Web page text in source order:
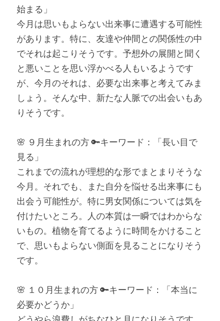
始まる」
今月は思いもよらない出来事に遭遇する可能性
があります。特に、友達や仲間との関係性の中
でそれは起こりそうです。予想外の展開と聞く
と悪いことを思い浮かべる人もいるようです
が、今月のそれは、必要な出来事と考えてみま
しょう。そんな中、新たな人脈での出会いもあ
りそうです。
🌸 ９月生まれの方 🔑キーワード：「長い目で
見る」
これまでの流れが理想的な形でまとまりそうな
今月。それでも、また自分を悩せる出来事にも
出会う可能性が。特に男女関係については気を
付けたいところ。人の本質は一瞬ではわからな
いもの。植物を育てるように時間をかけること
で、思いもよらない側面を見ることになりそう
です。
🌸 １０月生まれの方 🔑キーワード：「本当に
必要かどうか」